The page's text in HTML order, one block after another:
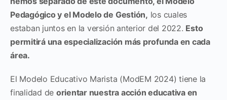
Pedagógico y el Modelo de Gestión, los cuales
estaban juntos en la versión anterior del 2022. Esto
permitirá una especialización más profunda en cada
área.
El Modelo Educativo Marista (ModEM 2024) tiene la
finalidad de orientar nuestra acción educativa en